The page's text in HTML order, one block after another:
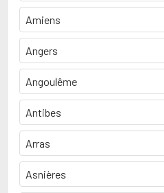
Amiens
Angers
Angoulême
Antibes
Arras
Asnières